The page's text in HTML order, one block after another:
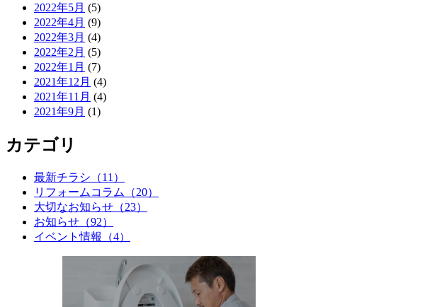
2022年5月 (5)
2022年4月 (9)
2022年3月 (4)
2022年2月 (5)
2022年1月 (7)
2021年12月 (4)
2021年11月 (4)
2021年9月 (1)
カテゴリ
最新チラシ（11）
リフォームコラム（20）
大切なお知らせ（23）
お知らせ（92）
イベント情報（4）